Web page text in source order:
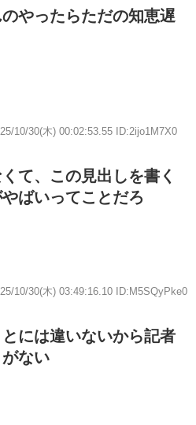
やったらただの知恵遅
10/30(木) 00:02:53.55 ID:2ijo1M7X0
て、この見出しを書く
ばいってことだろ
10/30(木) 03:49:16.10 ID:M5SQyPke0
には違いないから記者
ない